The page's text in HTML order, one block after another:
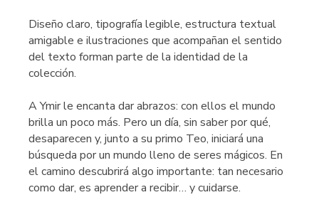
Diseño claro, tipografía legible, estructura textual
amigable e ilustraciones que acompañan el sentido
del texto forman parte de la identidad de la
colección.
A Ymir le encanta dar abrazos: con ellos el mundo
brilla un poco más. Pero un día, sin saber por qué,
desaparecen y, junto a su primo Teo, iniciará una
búsqueda por un mundo lleno de seres mágicos. En
el camino descubrirá algo importante: tan necesario
como dar, es aprender a recibir… y cuidarse.